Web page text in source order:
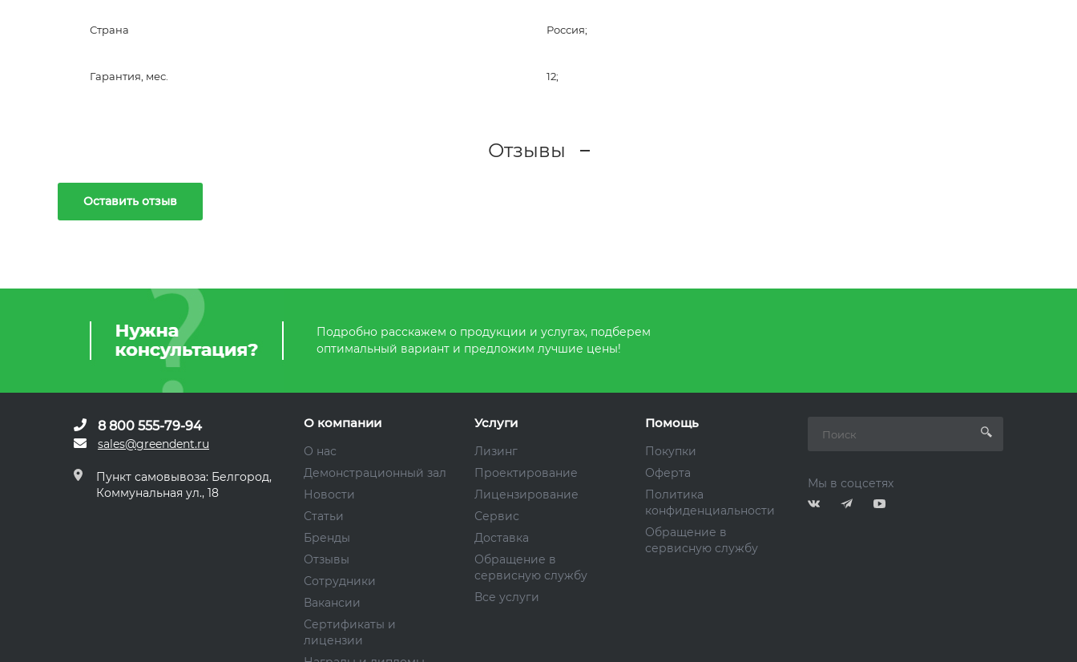
Страна Россия;
Гарантия, мес. 12;
Отзывы
Оставить отзыв
Подробно расскажем о продукции и услугах, подберем
оптимальный вариант и предложим лучшие цены!
8 800 555-79-94
sales@greendent.ru
Пункт самовывоза: Белгород,
Коммунальная ул., 18
О компании
О нас
Демонстрационный зал
Новости
Статьи
Бренды
Отзывы
Сотрудники
Вакансии
Сертификаты и
лицензии
Услуги
Лизинг
Проектирование
Лицензирование
Сервис
Доставка
Обращение в
сервисную службу
Все услуги
Помощь
Покупки
Оферта
Политика
конфиденциальности
Обращение в
сервисную службу
Мы в соцсетях